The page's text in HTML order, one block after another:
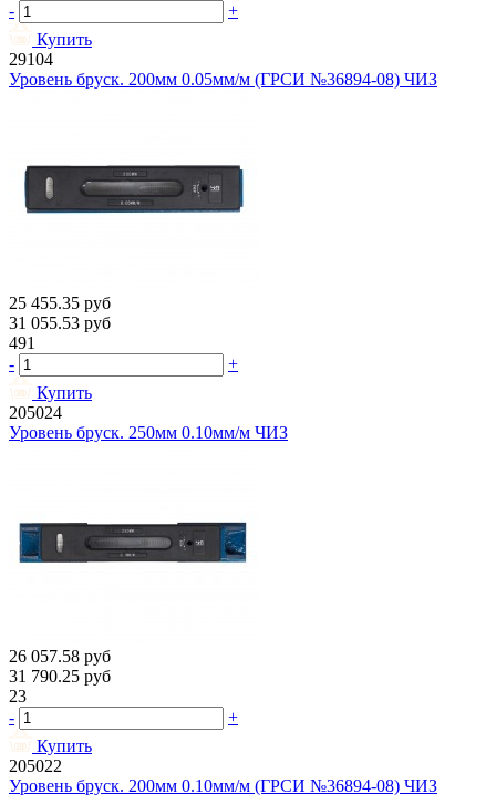
-
+
Купить
29104
Уровень бруск. 200мм 0.05мм/м (ГРСИ №36894-08) ЧИЗ
25 455.35 руб
31 055.53 руб
491
-
+
Купить
205024
Уровень бруск. 250мм 0.10мм/м ЧИЗ
26 057.58 руб
31 790.25 руб
23
-
+
Купить
205022
Уровень бруск. 200мм 0.10мм/м (ГРСИ №36894-08) ЧИЗ